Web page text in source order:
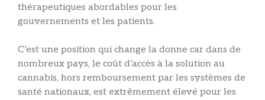
thérapeutiques abordables pour les
gouvernements et les patients.
C’est une position qui change la donne car dans de
nombreux pays, le coût d’accès à la solution au
cannabis, hors remboursement par les systèmes de
santé nationaux, est extrêmement élevé pour les